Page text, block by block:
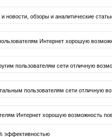
обзоры и аналитические
Интернет хорошую
пользователям сети отличную
пользователям сети отличную
Интернет хорошую возможность
эффективностью